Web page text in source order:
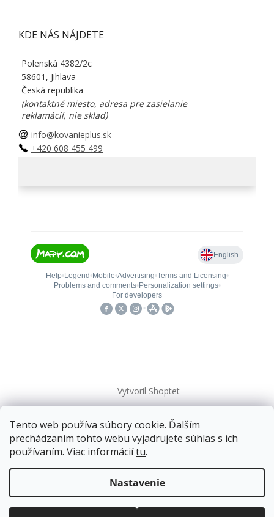
Tento web používa súbory cookie. Ďalším
prechádzaním tohto webu vyjadrujete súhlas s ich
používaním. Viac informáciítu.
Nastavenie
Doprava zadarmopre balíkové zásielky v hodnote
nad120 EUR*.
Balíky zasielame už od4 EUR.
KDE NÁS NÁJDETE
Polenská 4382/2c
58601, Jihlava
Česká republika
(kontaktné miesto, adresa pre zasielanie
reklamácií, nie sklad)
info@kovanieplus.sk
+420 608 455 499
Vytvoril Shoptet
Copyright 2026kovanieplus. Všetky práva vyhradené.